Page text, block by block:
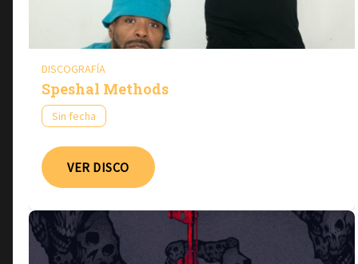
DISCOGRAFÍA
Speshal Methods
Sin fecha
VER DISCO